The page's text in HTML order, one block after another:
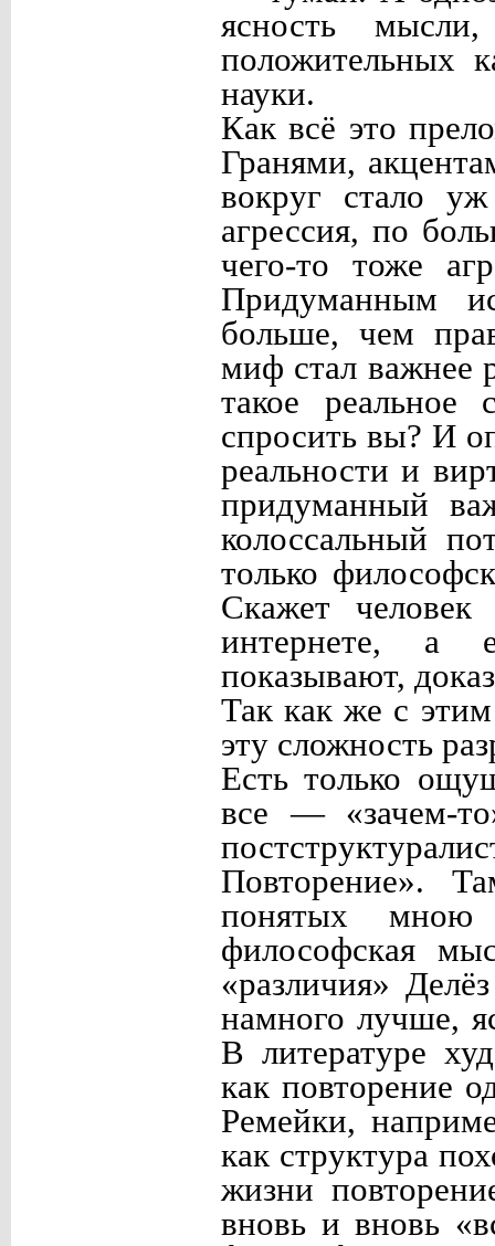
ясность
положительных
науки.
Как всё это
Гранями,
вокруг стало
агрессия, по
чего-то тоже
Придуманным
больше, чем
миф стал важнее
такое реальное
спросить вы? И
реальности и
придуманный
колоссальный
только
Скажет
интернете, а
показывают,
Так как же с
эту сложность
Есть только
все — «зачем-
Повторение».
понятых
философская
«различия»
намного лучше,
В литературе
как повторение
Ремейки,
как структура
жизни
вновь и вновь